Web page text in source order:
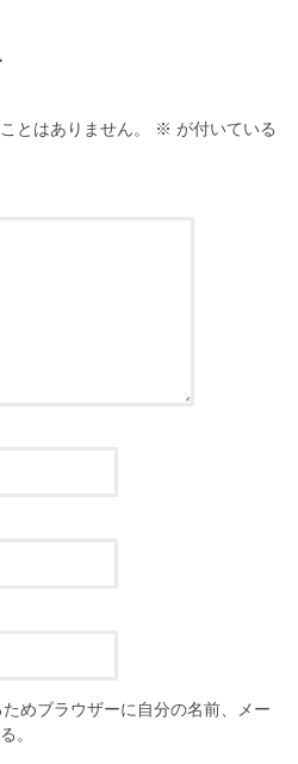
とはありません。 ※ が付いている
めブラウザーに自分の名前、メー
。